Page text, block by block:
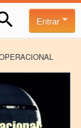
Entrar